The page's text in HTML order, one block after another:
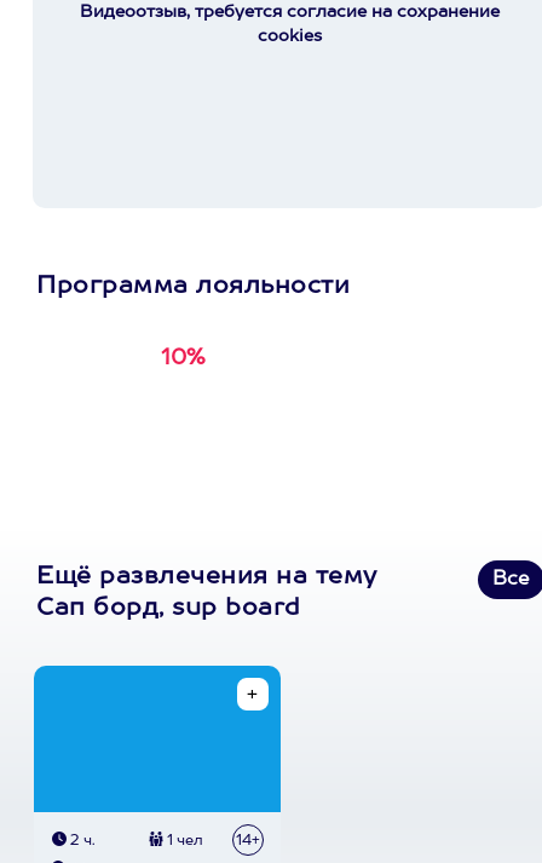
Видеоотзыв, требуется согласие на сохранение
cookies
Программа лояльности
10%
Ещё развлечения на тему
Сап борд, sup board
Все
2 ч. 1 чел 14+